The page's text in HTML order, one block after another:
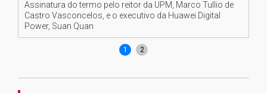
Assinatura do termo pelo reitor da UPM, Marco Tullio de
Castro Vasconcelos, e o executivo da Huawei Digital
Power, Suan Quan
1 2